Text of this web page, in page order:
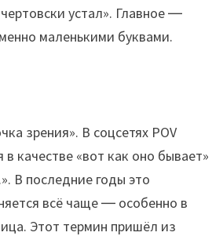
устал». Главное ―
маленькими буквами.
зрения». В соцсетях POV
в качестве «вот как оно бывает»
В последние годы это
всё чаще ― особенно в
Этот термин пришёл из